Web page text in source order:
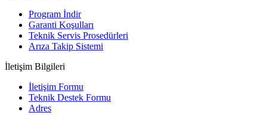
Program İndir
Garanti Koşulları
Teknik Servis Prosedürleri
Arıza Takip Sistemi
İletişim Bilgileri
İletişim Formu
Teknik Destek Formu
Adres